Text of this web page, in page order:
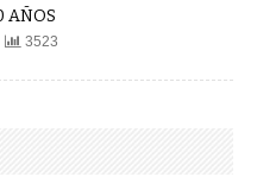
AÑOS
3523